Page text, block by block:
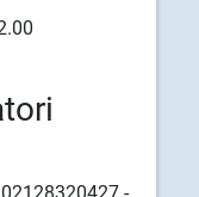
02128320427 -